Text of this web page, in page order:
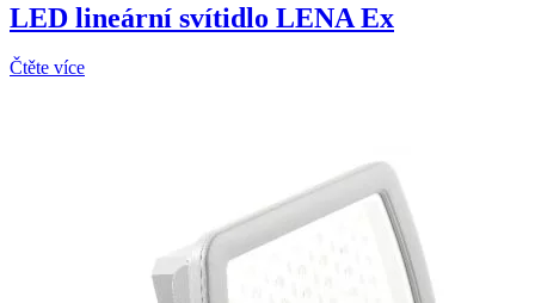
LED lineární svítidlo LENA Ex
Čtěte více